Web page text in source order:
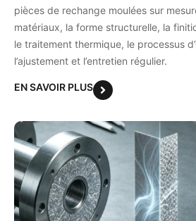
pièces de rechange moulées sur
matériaux, la forme structurelle, la
le traitement thermique, le processus
l’ajustement et l’entretien régulier.
EN SAVOIR PLUS